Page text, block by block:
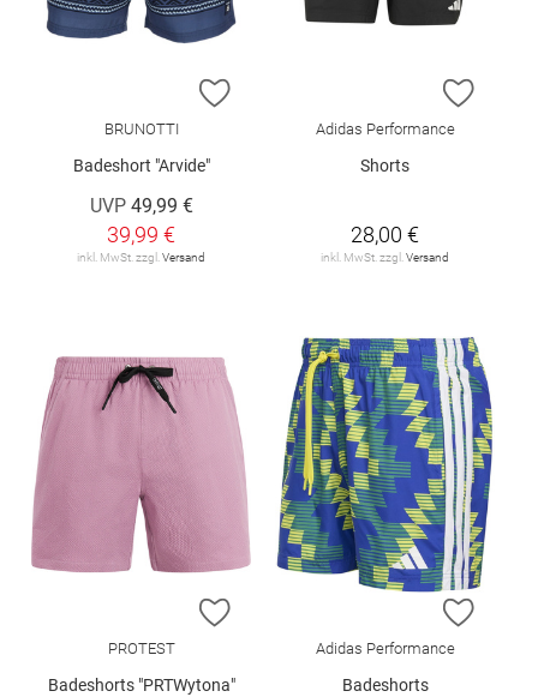
ZUR WUNSCHLISTE HINZUFÜGEN
BRUNOTTI
Badeshort "Arvide"
UVP 49,99 €
39,99 €
inkl. MwSt. zzgl.Versand
ZUR
Adidas Performance
Shorts
28,00 €
inkl. MwSt. zzgl.Versand
ZUR WUNSCHLISTE HINZUFÜGEN
PROTEST
Badeshorts "PRTWytona"
ZUR
Adidas Performance
Badeshorts